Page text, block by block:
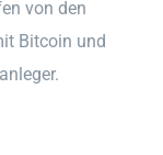
von den
Bitcoin und